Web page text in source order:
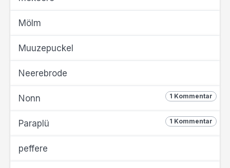
Mölm
Muuzepuckel
Neerebrode
1 Kommentar
Nonn
1 Kommentar
Paraplü
peffere